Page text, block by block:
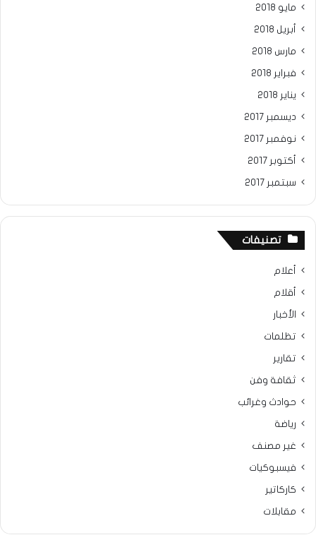
مايو 2018
أبريل 2018
مارس 2018
فبراير 2018
يناير 2018
ديسمبر 2017
نوفمبر 2017
أكتوبر 2017
سبتمبر 2017
تصنيفات
أعلام
أقلام
الأخبار
تظلمات
تقارير
ثقافة وفن
حوادث وغرائب
رياضة
غير مصنف
فيسبوكيات
كاركاتير
مقابلات